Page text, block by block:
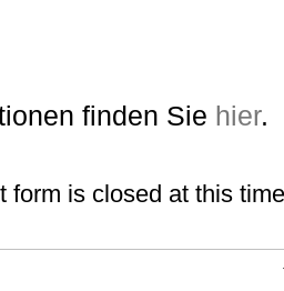
finden Sie hier.
form is closed at this